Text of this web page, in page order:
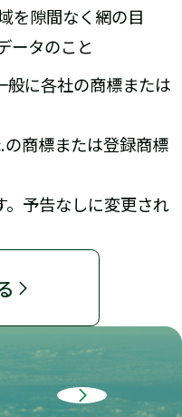
を隙間なく網の目
ータのこと
に各社の商標または
商標または登録商標
予告なしに変更され